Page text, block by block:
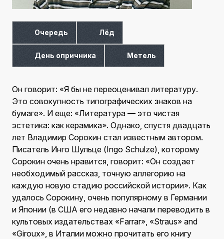
Очередь Лёд
День опричника Метель
Он говорит: «Я бы не переоценивал литературу.
Это совокупность типографических знаков на
бумаге». И еще: «Литература — это чистая
эстетика: как керамика». Однако, спустя двадцать
лет Владимир Сорокин стал известным автором.
Писатель Инго Шульце (Ingo Schulze), которому
Сорокин очень нравится, говорит: «Он создает
необходимый рассказ, точную аллегорию на
каждую новую стадию российской истории». Как
удалось Сорокину, очень популярному в Германии
и Японии (в США его недавно начали переводить в
культовых издательствах «Farrar», «Straus» and
«Giroux», в Италии можно прочитать его книгу